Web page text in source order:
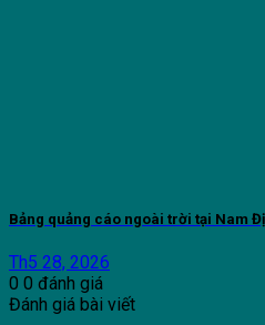
Bảng quảng cáo ngoài trời tại Nam
Th5 28, 2026
0 0 đánh giá
Đánh giá bài viết